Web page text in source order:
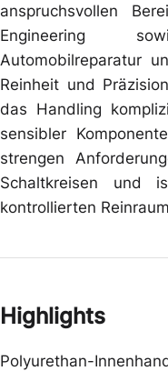
anspruchsvollen
Engineering
Automobilreparatur
Reinheit und
das Handling
sensibler
strengen
Schaltkreisen und
kontrollierten
Highlights
Polyurethan-